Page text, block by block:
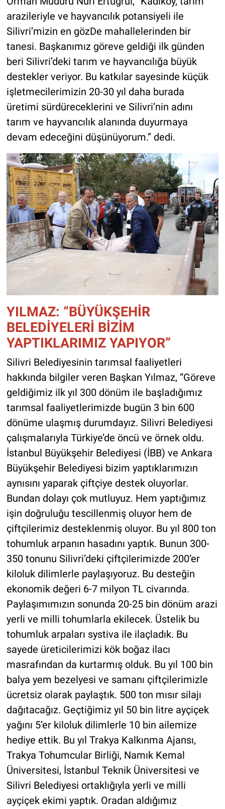
arazileriyle ve hayvancılık potansiyeli ile
Silivri’mizin en gözDe mahallelerinden bir
tanesi. Başkanımız göreve geldiği ilk günden
beri Silivri’deki tarım ve hayvancılığa büyük
destekler veriyor. Bu katkılar sayesinde küçük
işletmecilerimizin 20-30 yıl daha burada
üretimi sürdüreceklerini ve Silivri’nin adını
tarım ve hayvancılık alanında duyurmaya
devam edeceğini düşünüyorum.” dedi.
YILMAZ: “BÜYÜKŞEHİR
BELEDİYELERİ BİZİM
YAPTIKLARIMIZ YAPIYOR”
Silivri Belediyesinin tarımsal faaliyetleri
hakkında bilgiler veren Başkan Yılmaz, “Göreve
geldiğimiz ilk yıl 300 dönüm ile başladığımız
tarımsal faaliyetlerimizde bugün 3 bin 600
dönüme ulaşmış durumdayız. Silivri Belediyesi
çalışmalarıyla Türkiye’de öncü ve örnek oldu.
İstanbul Büyükşehir Belediyesi (İBB) ve Ankara
Büyükşehir Belediyesi bizim yaptıklarımızın
aynısını yaparak çiftçiye destek oluyorlar.
Bundan dolayı çok mutluyuz. Hem yaptığımız
işin doğruluğu tescillenmiş oluyor hem de
çiftçilerimiz desteklenmiş oluyor. Bu yıl 800 ton
tohumluk arpanın hasadını yaptık. Bunun 300-
350 tonunu Silivri’deki çiftçilerimizde 200’er
kiloluk dilimlerle paylaşıyoruz. Bu desteğin
ekonomik değeri 6-7 milyon TL civarında.
Paylaşımımızın sonunda 20-25 bin dönüm arazi
yerli ve milli tohumlarla ekilecek. Üstelik bu
tohumluk arpaları systiva ile ilaçladık. Bu
sayede üreticilerimizi kök boğaz ilacı
masrafından da kurtarmış olduk. Bu yıl 100 bin
balya yem bezelyesi ve samanı çiftçilerimizle
ücretsiz olarak paylaştık. 500 ton mısır silajı
dağıtacağız. Geçtiğimiz yıl 50 bin litre ayçiçek
yağını 5’er kiloluk dilimlerle 10 bin ailemize
hediye ettik. Bu yıl Trakya Kalkınma Ajansı,
Trakya Tohumcular Birliği, Namık Kemal
Üniversitesi, İstanbul Teknik Üniversitesi ve
Silivri Belediyesi ortaklığıyla yerli ve milli
ayçiçek ekimi yaptık. Oradan aldığımız